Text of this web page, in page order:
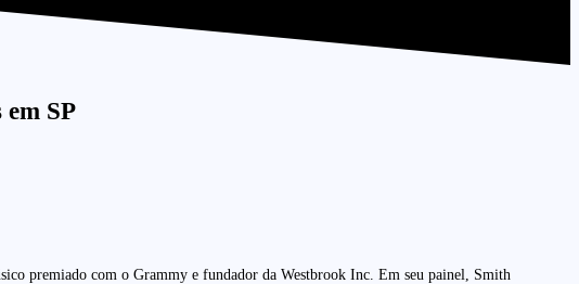
SP
premiado com o Grammy e fundador da Westbrook Inc. Em seu painel, Smith